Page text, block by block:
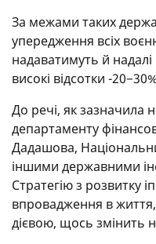
За межами таких
упередження всіх
надаватимуть й надалі
високі відсотки -
До речі, як зазначила
департаменту
Дадашова,
іншими державними
Стратегію з розвитку
впровадження в
дієвою, щось змінить